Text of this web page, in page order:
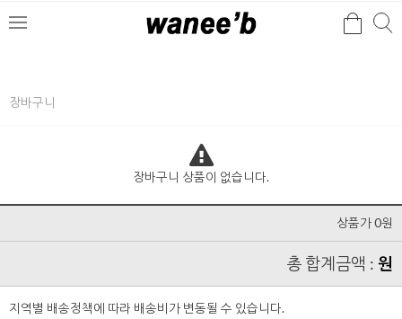
메
검
장바구니
장바구니 상품이 없습니다.
상품가 0원
총 합계금액 : 원
지역별 배송정책에 따라 배송비가 변동될 수 있습니다.